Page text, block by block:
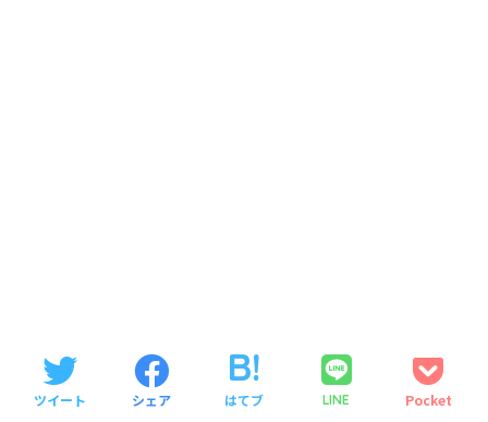
ツイート シェア はてブ LINE Pocket